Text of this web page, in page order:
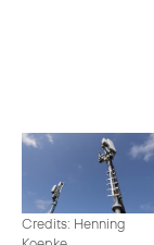
Credits: Henning